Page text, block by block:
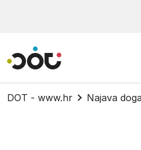
Povratak na naslovnicu
DOT - www.hr Najava